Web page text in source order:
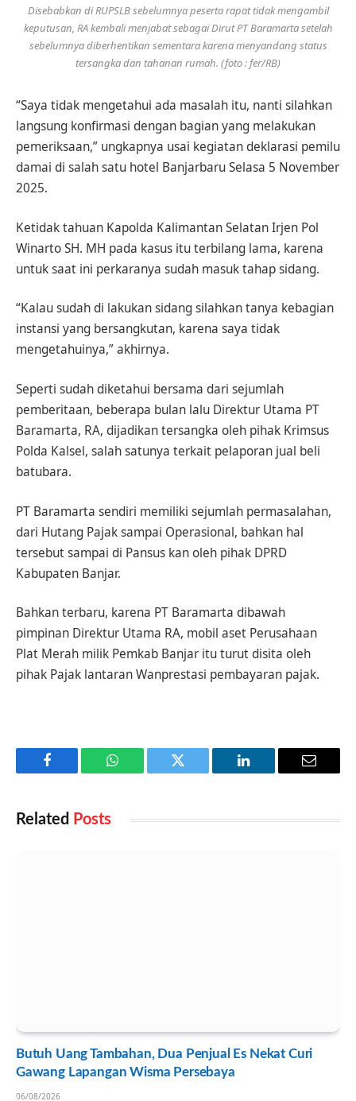
Disebabkan di RUPSLB sebelumnya peserta rapat tidak mengambil
keputusan, RA kembali menjabat sebagai Dirut PT Baramarta setelah
sebelumnya diberhentikan sementara karena menyandang status
tersangka dan tahanan rumah. (foto : fer/RB)
“Saya tidak mengetahui ada masalah itu, nanti silahkan
langsung konfirmasi dengan bagian yang melakukan
pemeriksaan,” ungkapnya usai kegiatan deklarasi pemilu
damai di salah satu hotel Banjarbaru Selasa 5 November
2025.
Ketidak tahuan Kapolda Kalimantan Selatan Irjen Pol
Winarto SH. MH pada kasus itu terbilang lama, karena
untuk saat ini perkaranya sudah masuk tahap sidang.
“Kalau sudah di lakukan sidang silahkan tanya kebagian
instansi yang bersangkutan, karena saya tidak
mengetahuinya,” akhirnya.
Seperti sudah diketahui bersama dari sejumlah
pemberitaan, beberapa bulan lalu Direktur Utama PT
Baramarta, RA, dijadikan tersangka oleh pihak Krimsus
Polda Kalsel, salah satunya terkait pelaporan jual beli
batubara.
PT Baramarta sendiri memiliki sejumlah permasalahan,
dari Hutang Pajak sampai Operasional, bahkan hal
tersebut sampai di Pansus kan oleh pihak DPRD
Kabupaten Banjar.
Bahkan terbaru, karena PT Baramarta dibawah
pimpinan Direktur Utama RA, mobil aset Perusahaan
Plat Merah milik Pemkab Banjar itu turut disita oleh
pihak Pajak lantaran Wanprestasi pembayaran pajak.
Facebook WhatsApp Twitter LinkedIn Email
Related Posts
Butuh Uang Tambahan, Dua Penjual Es Nekat Curi
Gawang Lapangan Wisma Persebaya
06/08/2026